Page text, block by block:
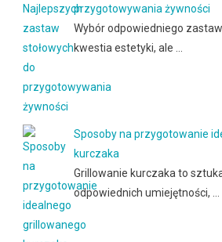
przygotowywania żywności
Wybór odpowiedniego
kwestia estetyki, ale …
Sposoby na przygotowanie
kurczaka
Grillowanie kurczaka to
odpowiednich umiejętności, …